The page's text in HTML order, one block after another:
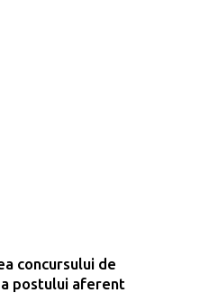
concursului de
postului aferent